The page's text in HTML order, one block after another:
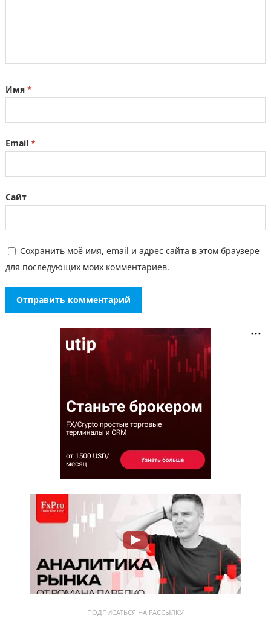
Имя *
Email *
Сайт
Сохранить моё имя, email и адрес сайта в этом браузере
для последующих моих комментариев.
ПОДПИСАТЬСЯ НА РАССЫЛКУ